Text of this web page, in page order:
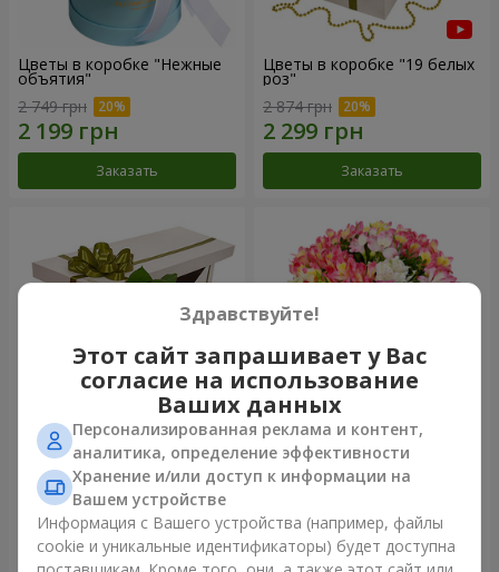
Цветы в коробке "Нежные
объятия"
2 749 грн
Заказать
Цветы в коробке "19 белых
роз"
2 874 грн
Заказать
Цветы в коробке "15
розовых роз"
2 587 грн
Заказать
Букет "Сказка для двоих!"
Заказать
Здравствуйте!
Этот сайт запрашивает у Вас
согласие на использование
Ваших данных
Персонализированная реклама и контент,
аналитика, определение эффективности
Хранение и/или доступ к информации на
Вашем устройстве
Информация с Вашего устройства (например, файлы
cookie и уникальные идентификаторы) будет доступна